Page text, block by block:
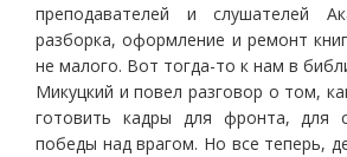
преподавателей и слушателей
разборка, оформление и ремонт
не малого. Вот тогда-то к нам в
Микуцкий и повел разговор о том,
готовить кадры для фронта, для
победы над врагом. Но все теперь,